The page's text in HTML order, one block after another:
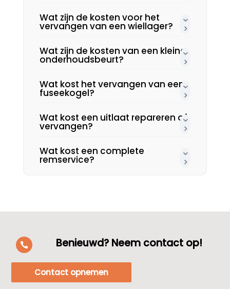
Wat zijn de kosten voor het
vervangen van een wiellager?
Wat zijn de kosten van een kleine
onderhoudsbeurt?
Wat kost het vervangen van een
fuseekogel?
Wat kost een uitlaat repareren of
vervangen?
Wat kost een complete
remservice?
 Benieuwd? Neem contact op!
Contact opnemen